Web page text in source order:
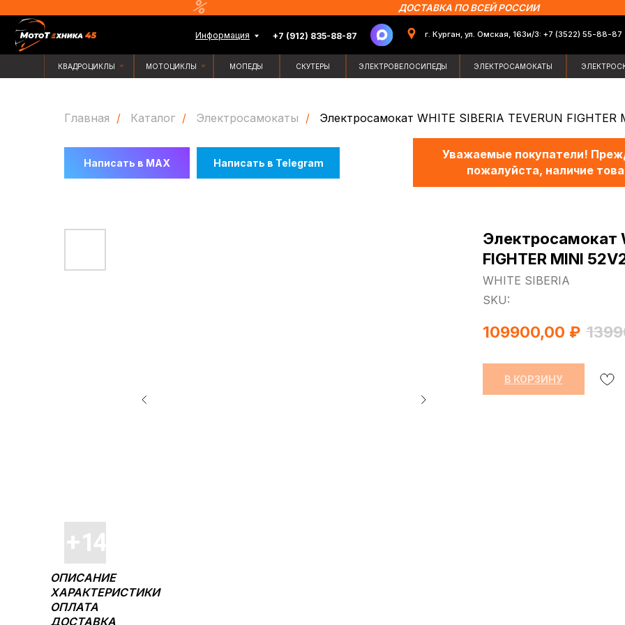
Информация Поиск по
+7 (912) 835-88-87 г. Курган, ул. Омская, 163и/3: +7 (3522) 55-88-87
ДОСТАВКА ПО ВСЕЙ РОССИИ
Главная / Каталог / Электросамокаты / Электросамокат WHITE SIBERIA TEVERUN FIGHTER
Написать в MAX Написать в Telegram
Уважаемые покупатели!
пожалуйста, наличие
Электросамокат
FIGHTER MINI
WHITE SIBERIA
SKU:
109900,00 ₽
В КОРЗИНУ
ОПИСАНИЕ
ХАРАКТЕРИСТИКИ
ОПЛАТА
ДОСТАВКА